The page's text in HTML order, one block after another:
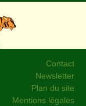
Contact
Newsletter
Plan du site
Mentions légales